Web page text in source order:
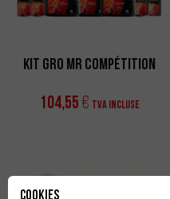
Kit GRO MR Compétition
104,55 € TVA incluse
Cookies